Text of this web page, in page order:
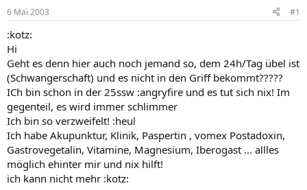
l
e
r
t
6 Mai 2003 #1
:kotz:
Hi
Geht es denn hier auch noch jemand so, dem 24h/Tag übel ist
(Schwangerschaft) und es nicht in den Griff bekommt?????
ICh bin schon in der 25ssw :angryfire und es tut sich nix! Im
gegenteil, es wird immer schlimmer
Ich bin so verzweifelt! :heul
Ich habe Akupunktur, Klinik, Paspertin , vomex Postadoxin,
Gastrovegetalin, Vitamine, Magnesium, Iberogast ... allles
möglich ehinter mir und nix hilft!
ich kann nicht mehr :kotz: